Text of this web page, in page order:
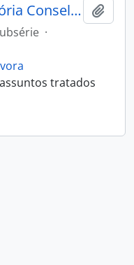
Atas da Comissão Venatória Conselhia de Évora
·
tratados